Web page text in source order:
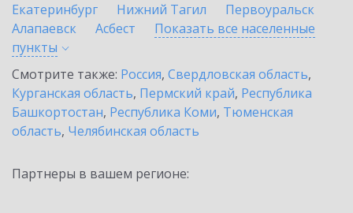
Екатеринбург
Нижний Тагил
Первоуральск
Алапаевск
Асбест
Показать все населенные
пункты
Смотрите также: Россия, Свердловская область,
Курганская область, Пермский край, Республика
Башкортостан, Республика Коми, Тюменская
область, Челябинская область
Партнеры в вашем регионе: